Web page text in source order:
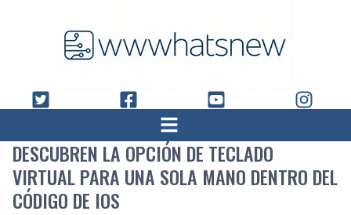
DESCUBREN LA OPCIÓN DE TECLADO
VIRTUAL PARA UNA SOLA MANO DENTRO DEL
CÓDIGO DE IOS